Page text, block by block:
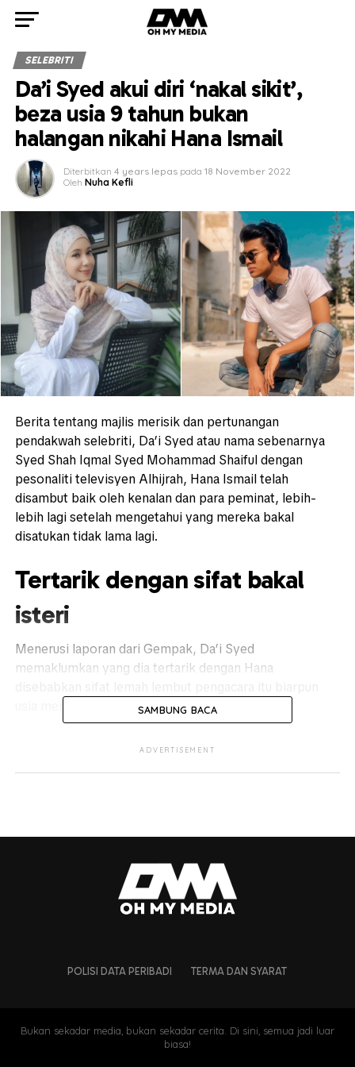
SELEBRITI
Da’i Syed akui diri ‘nakal sikit’,
beza usia 9 tahun bukan
halangan nikahi Hana Ismail
Diterbitkan 4 years lepas pada 18 November 2022
Oleh Nuha Kefli
Berita tentang majlis merisik dan pertunangan
pendakwah selebriti, Da’i Syed atau nama sebenarnya
Syed Shah Iqmal Syed Mohammad Shaiful dengan
pesonaliti televisyen Alhijrah, Hana Ismail telah
disambut baik oleh kenalan dan para peminat, lebih-
lebih lagi setelah mengetahui yang mereka bakal
disatukan tidak lama lagi.
Tertarik dengan sifat bakal
isteri
Menerusi laporan dari Gempak, Da’i Syed
memaklumkan yang dia tertarik dengan Hana
usia mereka berbeza hampir 9 tahun.
Walaupun usia kami beza 9 tahun tapi pemikiran
agak nakal-nakal sikit, dia pula lembut. Jadi, sifat
dia tu mempengaruhi saya,”
dan dihujani dengan ucapan tahniah serta doa supaya
SAMBUNG BACA
ADVERTISEMENT
POLISI DATA PERIBADI TERMA DAN SYARAT
Bukan sekadar media, bukan sekadar cerita. Di sini, semua jadi luar
biasa!